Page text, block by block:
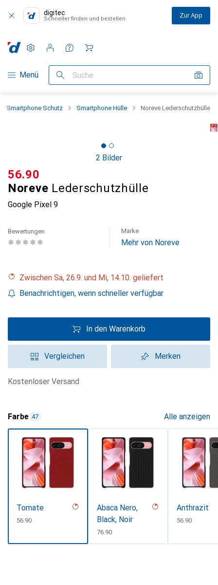
digitec
Schneller finden und bestellen Zur App
Navigation nach Kategorien
Menü Suche
Einstellungen
Kundenkonto
Vergleichslisten
Merklisten
Warenkorb
Smartphone Schutz Smartphone Hülle Noreve Lederschutzhülle
2 Bilder
Noreve Lederschutzhülle
Google Pixel 9
CHF
56.90
Bewertungen Marke
Mehr von Noreve
Zwischen Sa, 26.9. und Mi, 14.10. geliefert
Benachrichtigen, wenn schneller verfügbar
In den Warenkorb
Vergleichen Merken
kostenloser Versand
Farbe 47 Alle anzeigen
Tomate
CHF
56.90
Abaca Nero,
Black, Noir
CHF
76.90
Anthrazit
CHF
56.90